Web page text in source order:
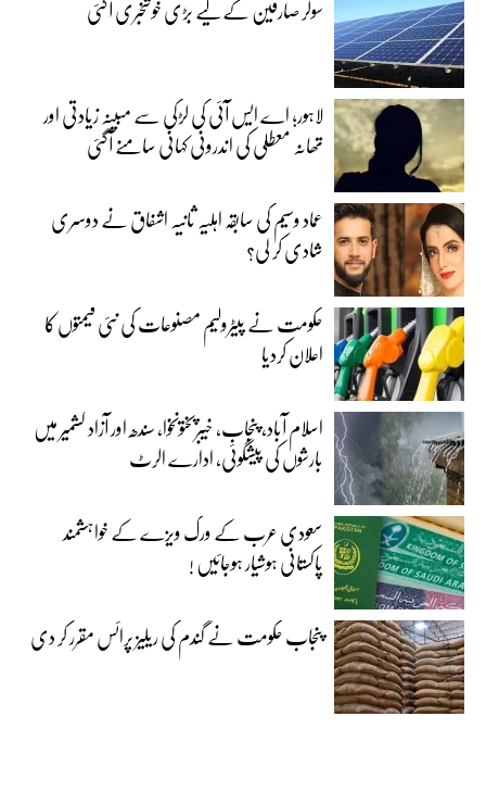
سولر صارفین کے لیے بڑی خوشخبری آگئی
لاہور؛ اے ایس آئی کی لڑکی سے مبینہ زیادتی اور
تھانہ معطلی کی اندرونی کہانی سامنے آگئی
عماد وسیم کی سابقہ اہلیہ ثانیہ اشفاق نے دوسری
شادی کر لی؟
حکومت نے پیٹرولیم مصنوعات کی نئی قیمتوں کا
اعلان کردیا
اسلام آباد، پنجاب، خیبرپختونخوا، سندھ اور آزاد کشمیر میں
بارشوں کی پیشگوئی، ادارے الرٹ
سعودی عرب کے ورک ویزے کے خواہشمند
پاکستانی ہوشیار ہوجائیں !
پنجاب حکومت نے گندم کی ریلیز پرائس مقرر کر دی‎